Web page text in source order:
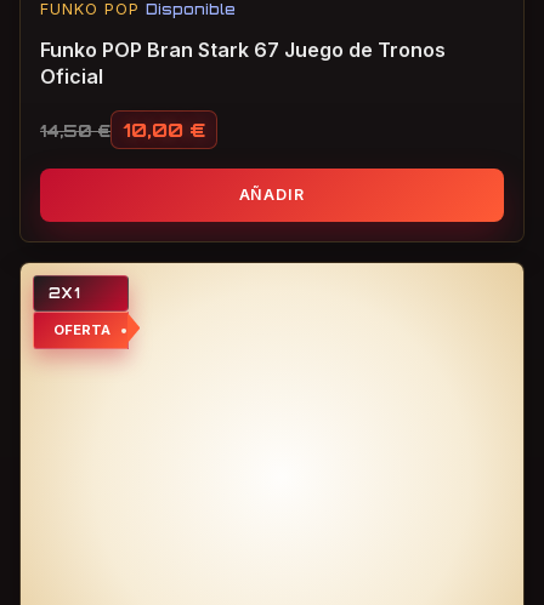
FUNKO POP Disponible
Funko POP Bran Stark 67 Juego de Tronos
Oficial
14,50€
El precio original era: 14,50 €.
10,00 €
El precio actual es: 10,00 €.
AÑADIR
2X1
OFERTA